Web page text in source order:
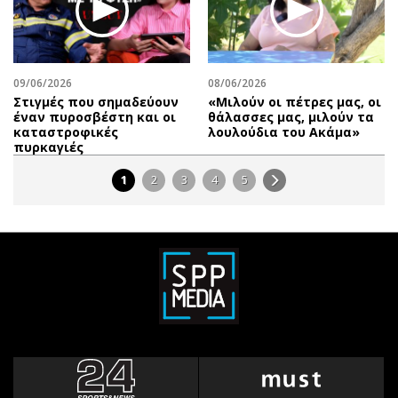
09/06/2026
Στιγμές που σημαδεύουν
έναν πυροσβέστη και οι
καταστροφικές
πυρκαγιές
08/06/2026
«Μιλούν οι πέτρες μας, οι
θάλασσες μας, μιλούν τα
λουλούδια του Ακάμα»
1 2 3 4 5